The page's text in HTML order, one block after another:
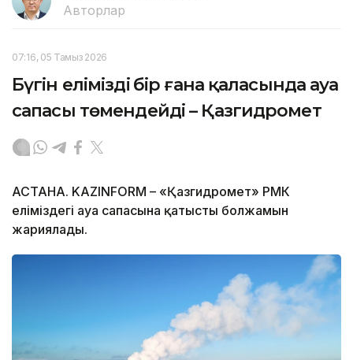
Авторлар
07:16, 05 Тамыз 2026
Бүгін еліміздің бір ғана қаласында ауа
сапасы төмендейді – Қазгидромет
АСТАНА. KAZINFORM – «Қазгидромет» РМК
еліміздегі ауа сапасына қатысты болжамын
жариялады.